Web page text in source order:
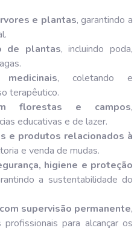
e plantas, garantindo a
de plantas, incluindo poda,
, coletando e
terapêutico.
florestas e campos,
educativas e de lazer.
e produtos relacionados à
e venda de mudas.
higiene e proteção
a sustentabilidade do
supervisão permanente,
para alcançar os